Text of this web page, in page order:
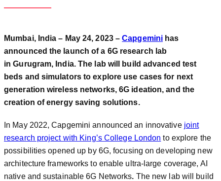
Mumbai, India – May 24, 2023 –Capgemini has
announced the launch of a 6G research lab
in Gurugram, India. The lab will build advanced test
beds and simulators to explore use cases for next
generation wireless networks, 6G ideation, and the
creation of energy saving solutions.
In May 2022, Capgemini announced an innovative joint
research project with King’s College London to explore the
possibilities opened up by 6G, focusing on developing new
architecture frameworks to enable ultra-large coverage, AI
native and sustainable 6G Networks. The new lab will build